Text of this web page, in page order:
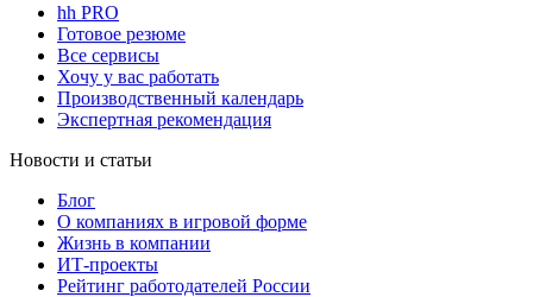
hh PRO
Готовое резюме
Все сервисы
Хочу у вас работать
Производственный календарь
Экспертная рекомендация
Новости и статьи
Блог
О компаниях в игровой форме
Жизнь в компании
ИТ-проекты
Рейтинг работодателей России